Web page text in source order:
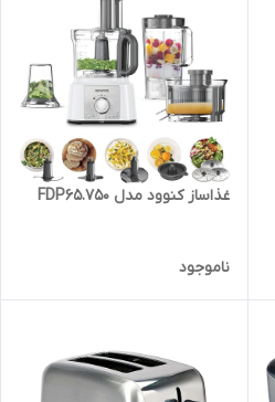
غذاساز کنوود مدل FDP65.750
ناموجود